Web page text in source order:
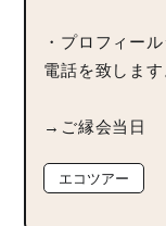
・プロフィー
電話を致します
→ご縁会当日
エコツアー